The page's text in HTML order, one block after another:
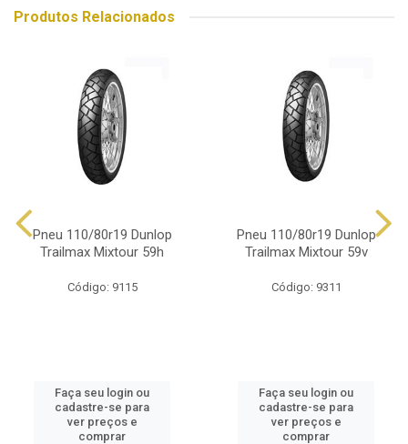
Produtos Relacionados
Pneu 110/80r19 Dunlop
Trailmax Mixtour 59h
Código: 9115
Faça seu login ou
cadastre-se para
ver preços e
comprar
Pneu 110/80r19 Dunlop
Trailmax Mixtour 59v
Código: 9311
Faça seu login ou
cadastre-se para
ver preços e
comprar